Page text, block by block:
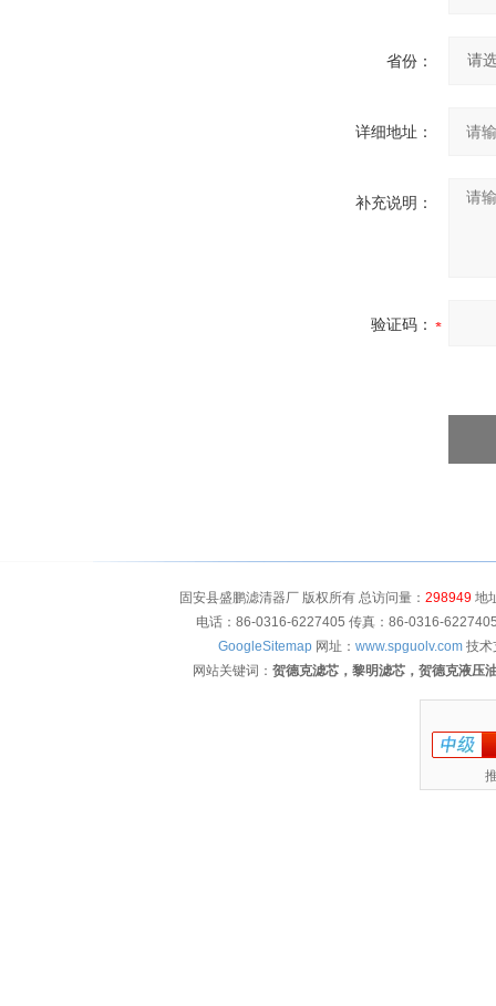
省份：
详细地址：
补充说明：
验证码：
固安县盛鹏滤清器厂 版权所有 总访问量： 298949地
电话：86-0316-6227405 传真：86-0316-
GoogleSitemap 网址： www.spguolv.com 技术
网站关键词： 贺德克滤芯，黎明滤芯，贺德克液压